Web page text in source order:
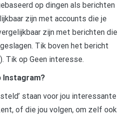
op dingen als berichten
zijn met accounts die je
zijn met berichten die
Tik boven het bericht
Tik op Geen interesse.
Instagram?
staan voor jou interessante
of die jou volgen, om zelf ook